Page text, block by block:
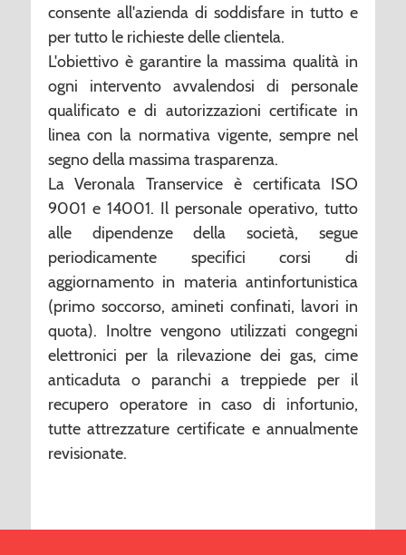
consente all'azienda di soddisfare in tutto e
per tutto le richieste delle clientela.
L'obiettivo è garantire la massima qualità in
ogni intervento avvalendosi di personale
qualificato e di autorizzazioni certificate in
linea con la normativa vigente, sempre nel
segno della massima trasparenza.
La Veronala Transervice è certificata ISO
9001 e 14001. Il personale operativo, tutto
alle dipendenze della società, segue
periodicamente specifici corsi di
aggiornamento in materia antinfortunistica
(primo soccorso, amineti confinati, lavori in
quota). Inoltre vengono utilizzati congegni
elettronici per la rilevazione dei gas, cime
anticaduta o paranchi a treppiede per il
recupero operatore in caso di infortunio,
tutte attrezzature certificate e annualmente
revisionate.